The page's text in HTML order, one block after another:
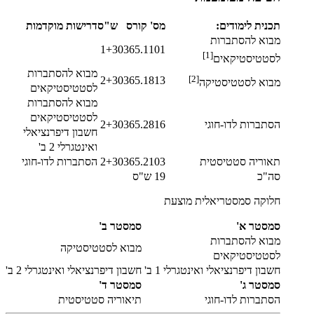
תכנית לימודים: מס' קורס ש"סדרישות מוקדמות
מבוא להסתברות
לסטטיסטיקאים[1]
0365.1101
1+3
מבוא לסטטיסטיקה[2]
0365.1813
2+3
מבוא להסתברות
לסטטיסטיקאים
הסתברות לדו-חוגי 0365.2816
2+3
מבוא להסתברות
לסטטיסטיקאים
חשבון דיפרנציאלי
ואינטגרלי 2 ב'
תאוריה סטטיסטית
0365.2103
2+3 הסתברות לדו-חוגי
סה"כ
19 ש"ס
חלוקה סמסטריאלית מוצעת
סמסטר א'
סמסטר ב'
מבוא להסתברות
לסטטיסטיקאים
מבוא לסטטיסטיקה
חשבון דיפרנציאלי ואינטגרלי 1 ב'
חשבון דיפרנציאלי ואינטגרלי 2 ב'
סמסטר ג'
סמסטר ד'
הסתברות לדו-חוגי
תיאוריה סטטיסטית